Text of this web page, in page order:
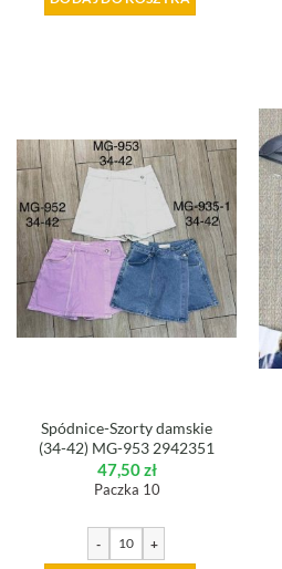
Spódnice-Szorty damskie
(34-42) MG-953 2942351
47,50zł
Paczka 10
- +